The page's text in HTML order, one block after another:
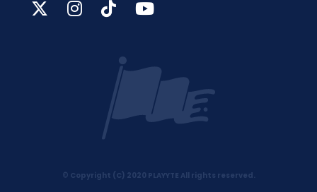
© Copyright (C) 2020 PLAYYTE All rights reserved.